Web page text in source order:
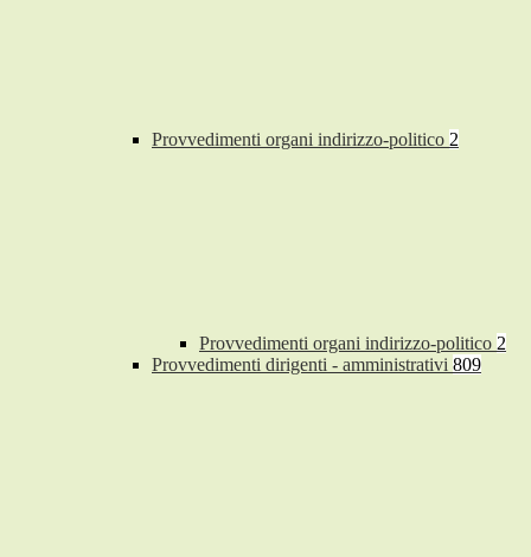
Provvedimenti organi indirizzo-politico 2
Provvedimenti organi indirizzo-politico 2
Provvedimenti dirigenti - amministrativi 809